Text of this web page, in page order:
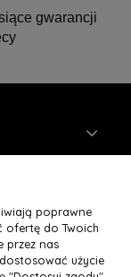
gwarancji
poprawne
ofertę do Twoich
przez nas
użycie